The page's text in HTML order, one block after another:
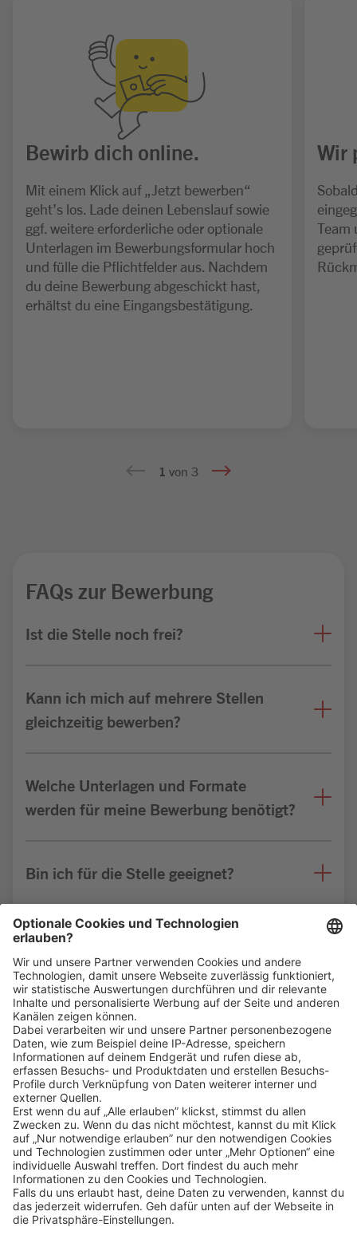
Bewirb dich online.
Mit einem Klick auf „Jetzt bewerben“
geht’s los. Lade deinen Lebenslauf sowie
ggf. weitere erforderliche oder optionale
Unterlagen im Bewerbungsformular hoch
und fülle die Pflichtfelder aus. Nachdem
du deine Bewerbung abgeschickt hast,
erhältst du eine Eingangsbestätigung.
Wir
Team
1 von 3
FAQs zur Bewerbung
Ist die Stelle noch frei?
Kann ich mich auf mehrere Stellen
gleichzeitig bewerben?
Welche Unterlagen und Formate
werden für meine Bewerbung benötigt?
Bin ich für die Stelle geeignet?
Weitere FAQs
Klickehier, um alle offenen Jobs zu sehen.
Impressum Datenschutz
Privatsphäre-Einstellungen
FAQ
Veranstaltungen